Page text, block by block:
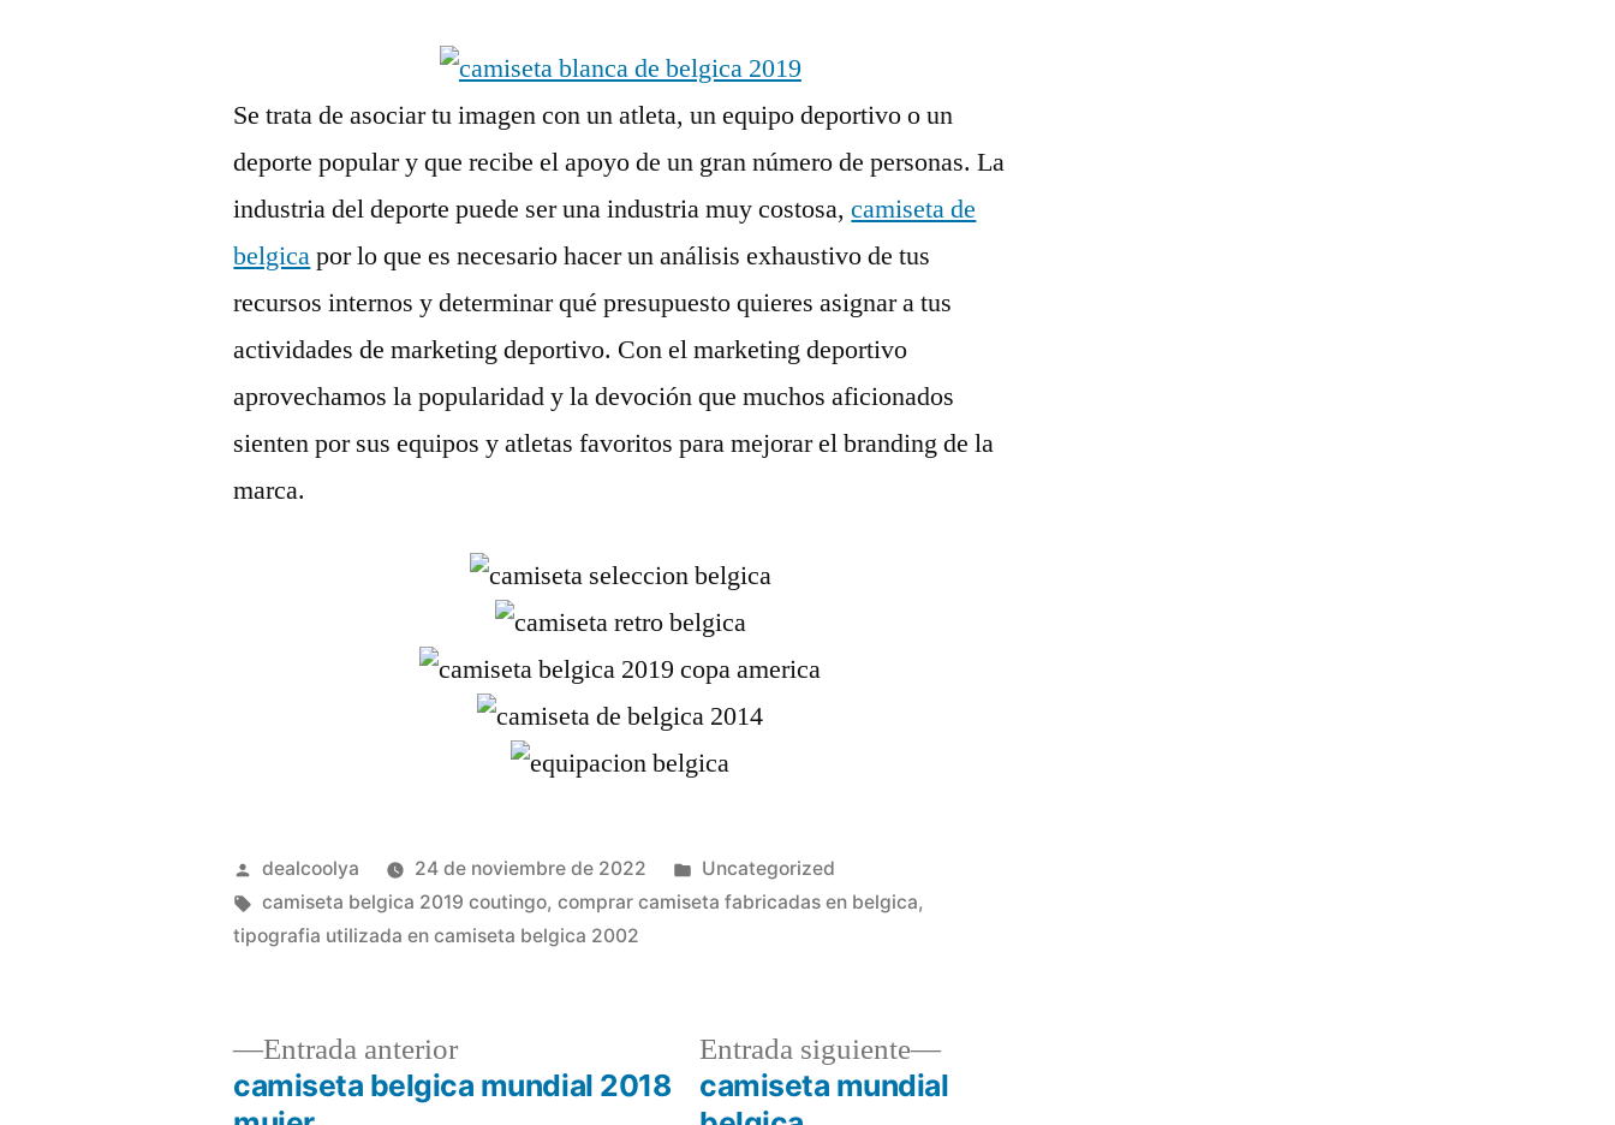
Se trata de asociar tu imagen con un atleta, un equipo deportivo o un
deporte popular y que recibe el apoyo de un gran número de personas. La
industria del deporte puede ser una industria muy costosa,camiseta de
belgicapor lo que es necesario hacer un análisis exhaustivo de tus
recursos internos y determinar qué presupuesto quieres asignar a tus
actividades de marketing deportivo. Con el marketing deportivo
aprovechamos la popularidad y la devoción que muchos aficionados
sienten por sus equipos y atletas favoritos para mejorar el branding de la
marca.
Publicado
por
dealcoolya 24 de noviembre de 2022
Publicado
en
Uncategorized
Etiquetas:
camiseta belgica 2019 coutingo,comprar camiseta fabricadas en belgica,
tipografia utilizada en camiseta belgica 2002
Entrada anteriorEntrada
anterior:
camiseta belgica mundial 2018
Entrada siguiente
Entrada
siguiente:
camiseta mundial